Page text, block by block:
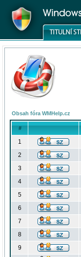
Obsah fóra WMHelp.cz
#
1
2
3
4
5
6
7
8
9